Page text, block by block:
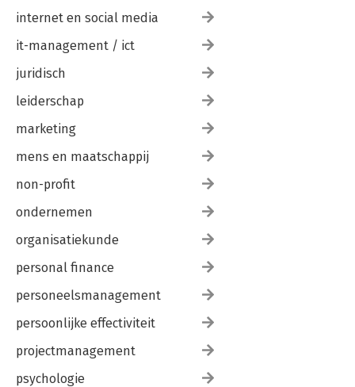
internet en social media
it-management / ict
juridisch
leiderschap
marketing
mens en maatschappij
non-profit
ondernemen
organisatiekunde
personal finance
personeelsmanagement
persoonlijke effectiviteit
projectmanagement
psychologie